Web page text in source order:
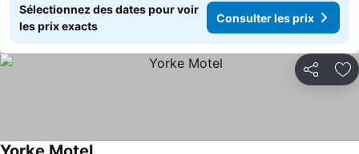
Sélectionnez des dates pour voir
les prix exacts
Consulter les prix
Partager